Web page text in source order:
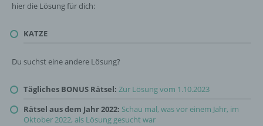
hier die Lösung für dich:
KATZE
Du suchst eine andere Lösung?
Tägliches BONUS Rätsel: Zur Lösung vom 1.10.2023
Rätsel aus dem Jahr 2022: Schau mal, was vor einem Jahr, im
Oktober 2022, als Lösung gesucht war